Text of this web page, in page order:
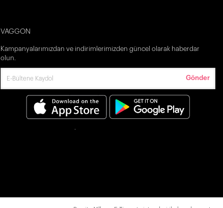
VAGGON
Kampanyalarımızdan ve indirimlerimizden güncel olarak haberdar
olun.
Gönder